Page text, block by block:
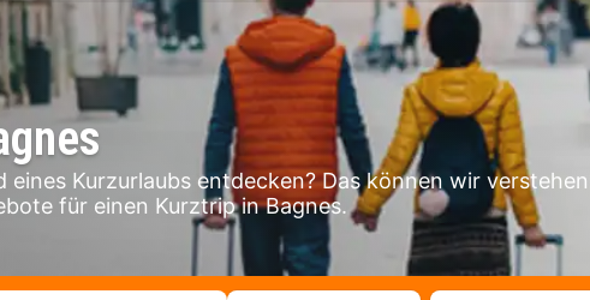
Kurzurlaubs entdecken? Das können wir
für einen Kurztrip in Bagnes.